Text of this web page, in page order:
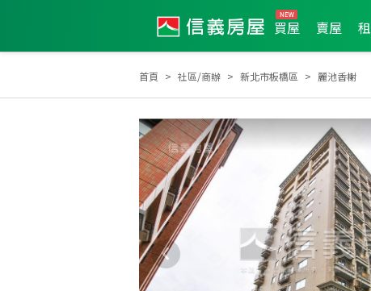
買屋 賣屋
首頁 社區/商辦 新北市板橋區 麗池香榭